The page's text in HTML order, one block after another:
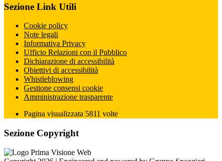
Sezione Link Utili
Cookie policy
Note legali
Informativa Privacy
Ufficio Relazioni con il Pubblico
Dichiarazione di accessibilità
Obiettivi di accessibilità
Whistleblowing
Gestione consensi cookie
Amministrazione trasparente
Pagina visualizzata 5811 volte
Sezione Copyright